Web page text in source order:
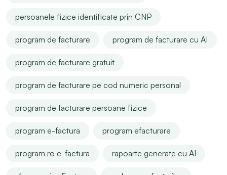
persoanele fizice identificate prin CNP
program de facturare program de facturare cu AI
program de facturare gratuit
program de facturare pe cod numeric personal
program de facturare persoane fizice
program e-factura program efacturare
program ro e-factura rapoarte generate cu AI